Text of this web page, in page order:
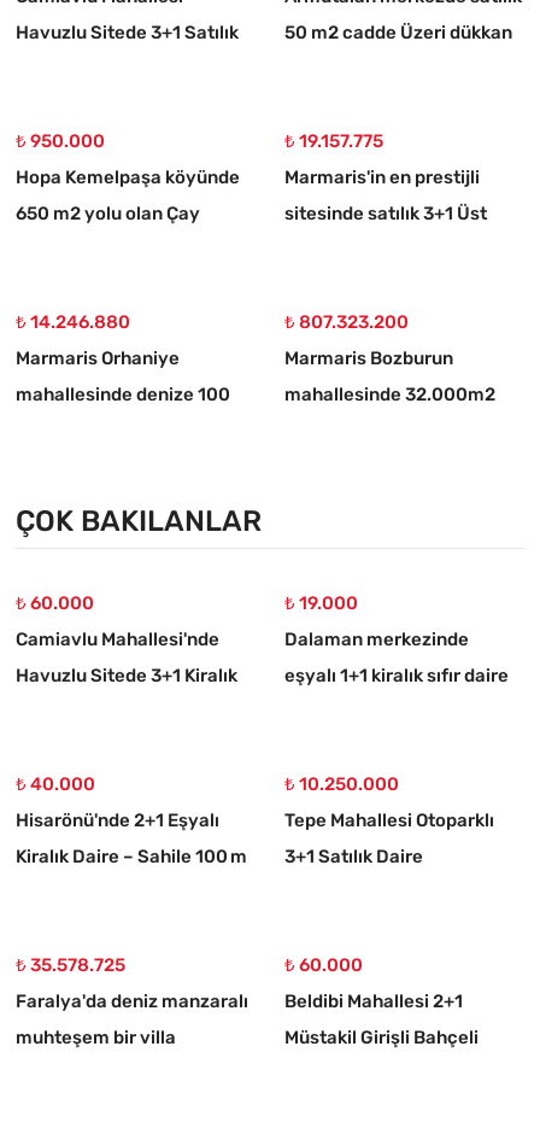
Havuzlu Sitede 3+1 Satılık
50 m2 cadde Üzeri dükkan
₺ 950.000
Hopa Kemelpaşa köyünde
650 m2 yolu olan Çay
₺ 19.157.775
Marmaris'in en prestijli
sitesinde satılık 3+1 Üst
₺ 14.246.880
Marmaris Orhaniye
mahallesinde denize 100
₺ 807.323.200
Marmaris Bozburun
mahallesinde 32.000m2
ÇOK BAKILANLAR
₺ 60.000
Camiavlu Mahallesi'nde
Havuzlu Sitede 3+1 Kiralık
₺ 19.000
Dalaman merkezinde
eşyalı 1+1 kiralık sıfır daire
₺ 40.000
Hisarönü'nde 2+1 Eşyalı
Kiralık Daire – Sahile 100 m
₺ 10.250.000
Tepe Mahallesi Otoparklı
3+1 Satılık Daire
₺ 35.578.725
Faralya'da deniz manzaralı
muhteşem bir villa
₺ 60.000
Beldibi Mahallesi 2+1
Müstakil Girişli Bahçeli